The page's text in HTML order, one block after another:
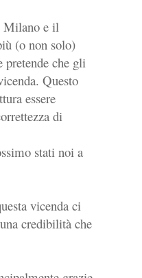
Milano e il
(o non solo)
che gli
Questo
essere
di
stati noi a
vicenda ci
credibilità che